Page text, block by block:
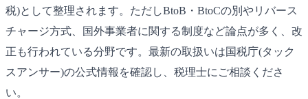
税)として整理されます。ただしBtoB・BtoCの別やリバース
チャージ方式、国外事業者に関する制度など論点が多く、改
正も行われている分野です。最新の取扱いは国税庁(タック
スアンサー)の公式情報を確認し、税理士にご相談くださ
い。